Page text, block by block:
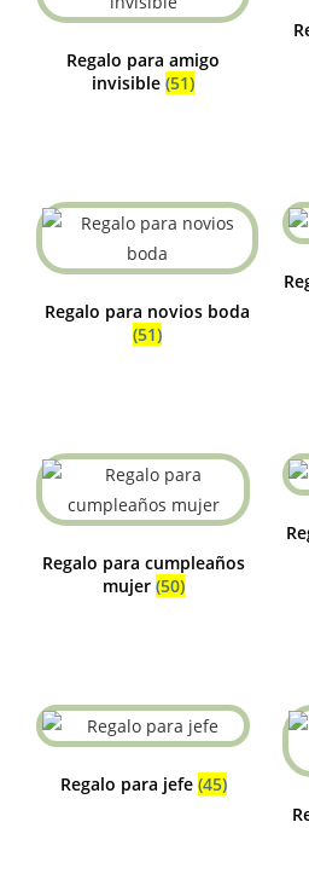
Regalo para amigo
invisible (51)
Regalo para novios boda
(51)
Regalo para cumpleaños
mujer (50)
Regalo para jefe (45)